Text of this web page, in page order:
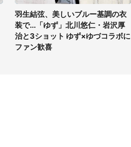
羽生結弦、美しいブルー基調の衣
装で...「ゆず」北川悠仁・岩沢厚
治と3ショット ゆず×ゆづコラボに
ファン歓喜